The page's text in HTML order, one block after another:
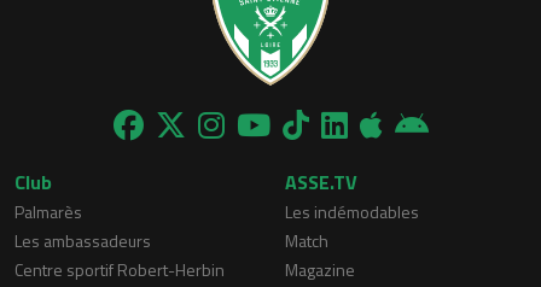
Club
Palmarès
Les ambassadeurs
Centre sportif Robert-Herbin
ASSE.TV
Les indémodables
Match
Magazine